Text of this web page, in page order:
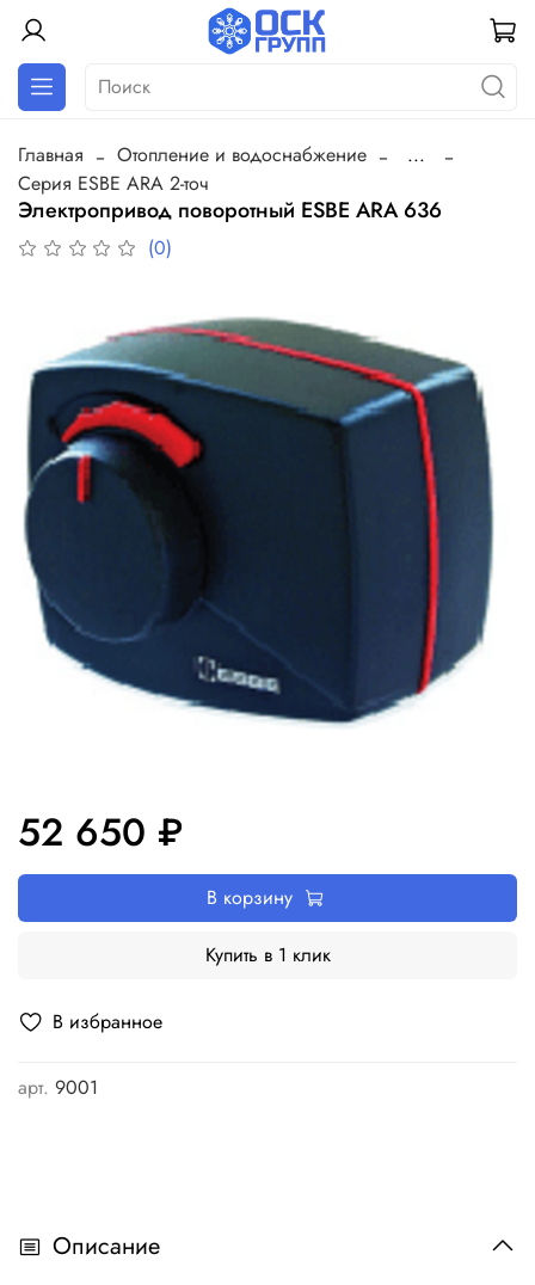
Главная Отопление и водоснабжение
...
Серия ESBE ARA 2-точ
Электропривод поворотный ESBE ARA 636
(0)
В избранное
арт. 9001
52 650 ₽
В корзину
Купить в 1 клик
Описание